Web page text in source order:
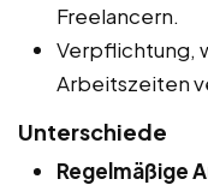
Freelancern.
Verpflichtung,
Arbeitszeiten
Unterschiede
Regelmäßige